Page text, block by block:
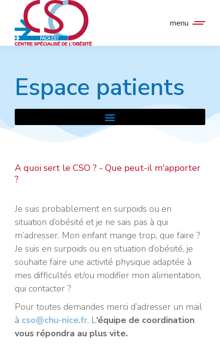
menu
Espace patients
A quoi sert le CSO ? - Que peut-il m'apporter
?
Je suis probablement en surpoids ou en
situation d’obésité et je ne sais pas à qui
m’adresser. Mon enfant mange trop, que faire ?
Je suis en surpoids ou en situation d’obésité, je
souhaite faire une activité physique adaptée à
mes difficultés et/ou modifier mon alimentation,
qui contacter ?
Pour toutes demandes merci d’adresser un mail
à cso@chu-nice.fr. L‘équipe de coordination
vous répondra au plus vite.